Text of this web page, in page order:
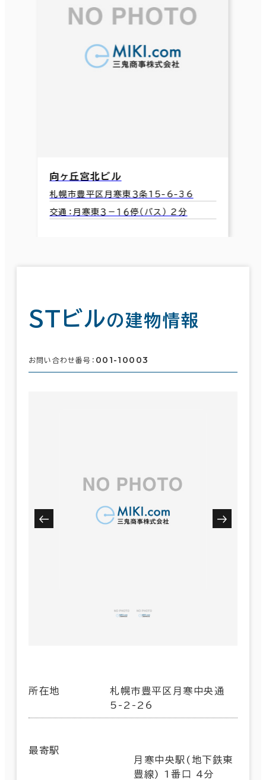
向ヶ丘宮北ビル
札幌市豊平区月寒東３条15-6-36
交通：月寒東３－１６停（バス） 2分
ＳＴビルの建物情報
お問い合わせ番号： 001-10003
所在地
札幌市豊平区月寒中央通
5-2-26
最寄駅
月寒中央駅(地下鉄東
豊線) 1番口 4分